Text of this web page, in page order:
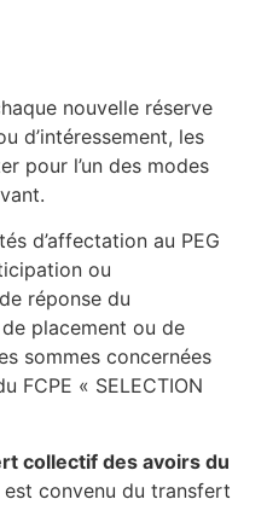
nouvelle réserve
d’intéressement, les
pour l’un des modes
d’affectation au PEG
ou
réponse du
placement ou de
sommes concernées
FCPE « SELECTION
collectif des avoirs du
est convenu du transfert